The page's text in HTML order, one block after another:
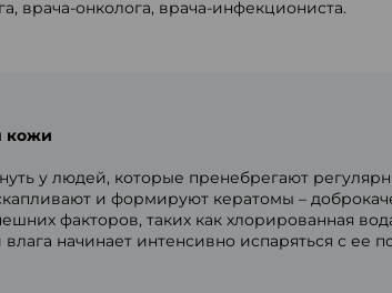
врача-онколога, врача-инфекциониста.
кожи
у людей, которые пренебрегают
и формируют кератомы –
факторов, таких как хлорированная
начинает интенсивно испаряться с ее